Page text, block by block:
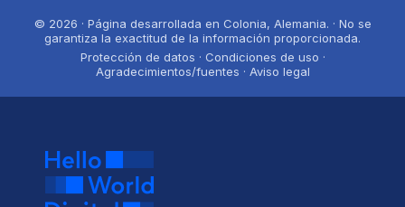
© 2026 · Página desarrollada en Colonia, Alemania. · No se
garantiza la exactitud de la información proporcionada.
Protección de datos · Condiciones de uso ·
Agradecimientos/fuentes · Aviso legal